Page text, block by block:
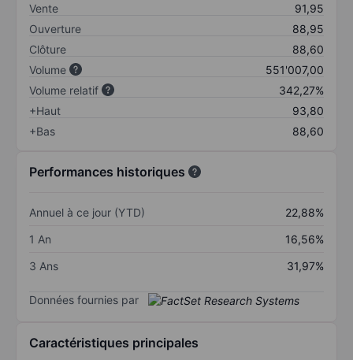
Vente
91,95
Ouverture
88,95
Clôture
88,60
Volume
551'007,00
Volume relatif
342,27%
+Haut
93,80
+Bas
88,60
Performances historiques
Annuel à ce jour (YTD)
22,88%
1 An
16,56%
3 Ans
31,97%
Données fournies par
Caractéristiques principales